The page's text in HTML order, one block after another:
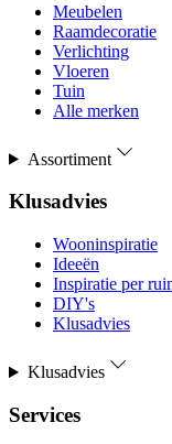
Meubelen
Raamdecoratie
Verlichting
Vloeren
Tuin
Alle merken
Assortiment
Klusadvies
Wooninspiratie
Ideeën
Inspiratie per
DIY's
Klusadvies
Klusadvies
Services